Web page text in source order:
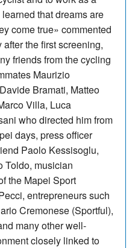
that dreams are
come true» commented
the first screening,
friends from the cycling
Maurizio
Bramati, Matteo
Villa, Luca
who directed him from
days, press officer
Paolo Kessisoglu,
Toldo, musician
the Mapei Sport
entrepreneurs such
Cremonese (Sportful),
many other well-
closely linked to